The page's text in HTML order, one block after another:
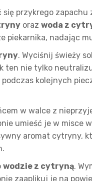
przykrego
oraz woda z
piekarnika, nadając
. Wyciśnij świeży
ten nie tylko
kolejnych
w walce z
umieść je w misce
aromat cytryny,
wodzie z cytryną.
zaaplikuj je na